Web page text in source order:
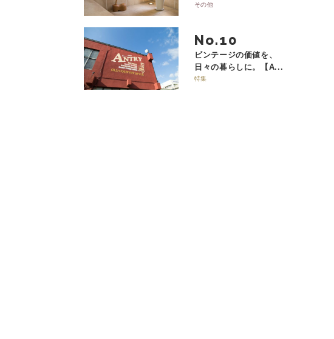
その他
No.
ビンテージの価値を、
日々の暮らしに。【A...
特集